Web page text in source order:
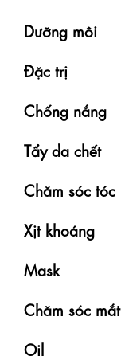
Dưỡng môi
Đặc trị
Chống nắng
Tẩy da chết
Chăm sóc tóc
Xịt khoáng
Mask
Chăm sóc mắt
Oil